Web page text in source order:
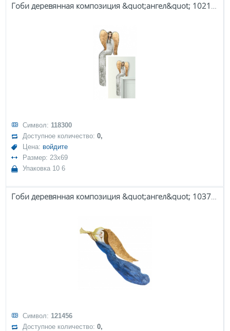
Гоби деревянная композиция &quot;ангел&quot; 102114
Символ: 118300
Доступное количество:0,
Цена: войдите
Размер: 23x69
Упаковка 10 6
Гоби деревянная композиция &quot;ангел&quot; 103790
Символ: 121456
Доступное количество:0,